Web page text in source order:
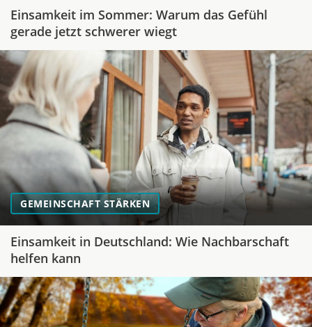
Einsamkeit im Sommer: Warum das Gefühl
gerade jetzt schwerer wiegt
GEMEINSCHAFT STÄRKEN
Einsamkeit in Deutschland: Wie Nachbarschaft
helfen kann